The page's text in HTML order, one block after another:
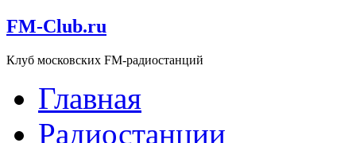
FM-Club.ru
Клуб московских FM-радиостанций
Главная
Радиостанции